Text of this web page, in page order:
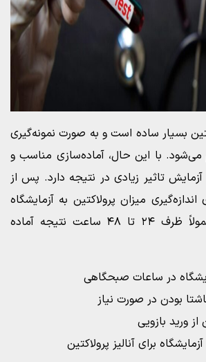
بسیار ساده است و به صورت نمونه‌گیری
می‌شود. با این حال، آماده‌سازی مناسب و
تاثیر زیادی در نتیجه دارد. پس از
میزان پرولاکتین به آزمایشگاه
ارسال می‌شود و معمولاً ظرف ۲۴ تا ۴۸ ساعت نتیجه آماده
در ساعات صبحگاهی
بودن در صورت نیاز
ورید بازویی
برای آنالیز پرولاکتین